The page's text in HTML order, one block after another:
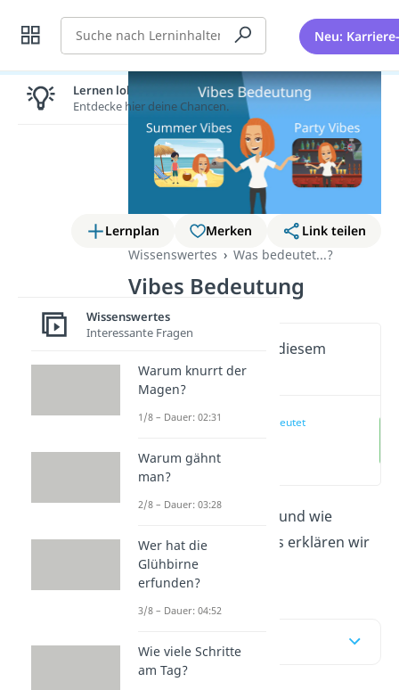
Suche Neu:
Lernplan Merken
Link teilen
Wissenswertes
Was bedeutet...?
Vibes Bedeutung
Wichtige Inhalte in diesem
Video
Was bedeutet
Was bedeutet
und wie
verwendest du es? Das erklären wir
dir hier und im
Lernen lohnt sich!
Entdecke hier deine Chancen.
Wissenswertes
Interessante Fragen
Warum knurrt der
Magen?
1/8 – Dauer: 02:31
Warum gähnt
man?
2/8 – Dauer: 03:28
Wer hat die
Glühbirne
erfunden?
3/8 – Dauer: 04:52
Wie viele Schritte
am Tag?